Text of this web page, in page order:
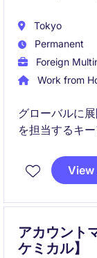
Tokyo
Permanent
Foreign
Work from
グローバルに
を担当するキ
このポジショ
日本市場の顧
View
アカウント
ケミカル】